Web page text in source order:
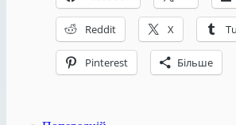
Reddit X
Pinterest Більше